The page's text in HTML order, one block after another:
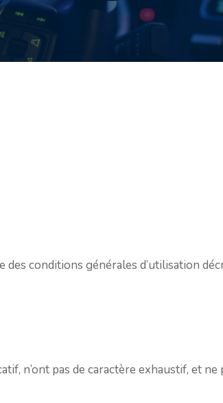
conditions générales d’utilisation
n’ont pas de caractère exhaustif, et